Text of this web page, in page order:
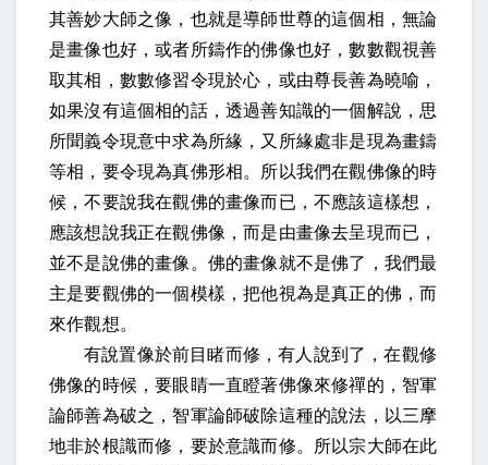
其善妙大師之像，也就是導師世尊的這個相，無論
是畫像也好，或者所鑄作的佛像也好，數數觀視善
取其相，數數修習令現於心，或由尊長善為曉喻，
如果沒有這個相的話，透過善知識的一個解說，思
所聞義令現意中求為所緣，又所緣處非是現為畫鑄
等相，要令現為真佛形相。所以我們在觀佛像的時
候，不要說我在觀佛的畫像而已，不應該這樣想，
應該想說我正在觀佛像，而是由畫像去呈現而已，
並不是說佛的畫像。佛的畫像就不是佛了，我們最
主是要觀佛的一個模樣，把他視為是真正的佛，而
來作觀想。
有說置像於前目睹而修，有人說到了，在觀修
佛像的時候，要眼睛一直瞪著佛像來修禪的，智軍
論師善為破之，智軍論師破除這種的說法，以三摩
地非於根識而修，要於意識而修。所以宗大師在此